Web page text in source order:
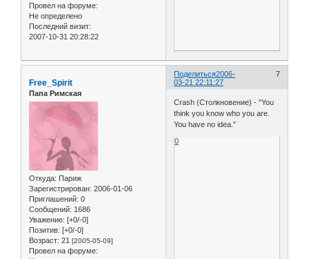
Провел на форуме:
Не определено
Последний визит:
2007-10-31 20:28:22
Поделиться 7
2006-
03-21 22:11:27
Free_Spirit
Папа Римская
Откуда: Париж
Зарегистрирован: 2006-01-06
Приглашений: 0
Сообщений: 1686
Уважение: [+0/-0]
Позитив: [+0/-0]
Возраст: 21 [2005-05-09]
Провел на форуме:
Crash (Столкновение) - "You
think you know who you are.
You have no idea."
0